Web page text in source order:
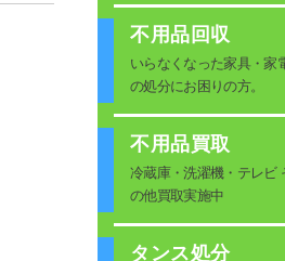
不用品回収
いらなくなった家具・家
の処分にお困りの方。
不用品買取
冷蔵庫・洗濯機・テレビ
の他買取実施中
タンス処分